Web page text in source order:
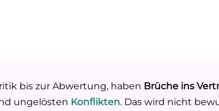
bis zur Abwertung, haben Brüche ins
ungelösten Konflikten. Das wird nicht